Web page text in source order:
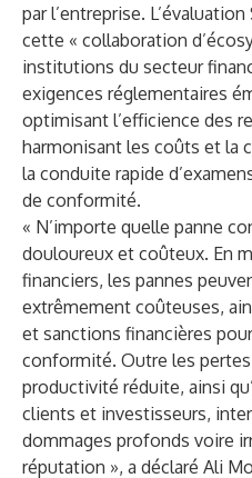
par l’entreprise.
cette « collaboration
institutions du secteur
exigences réglementaires
optimisant l’efficience des
harmonisant les coûts et la
la conduite rapide
de conformité.
« N’importe quelle panne
douloureux et coûteux. En
financiers, les pannes
extrêmement coûteuses,
et sanctions financières
conformité. Outre les
productivité réduite, ainsi
clients et investisseurs,
dommages profonds voire
réputation », a déclaré Ali